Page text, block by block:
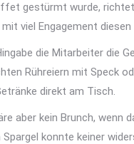
gestürmt wurde,
viel Engagement
die Mitarbeiter die
Rühreiern mit Speck
direkt am Tisch.
aber kein Brunch, wenn
Spargel konnte keiner